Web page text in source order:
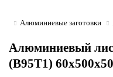
Алюминиевые заготовки
Алюминиевый
(В95Т1)